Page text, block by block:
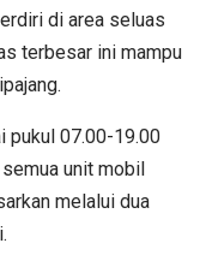
di area seluas
terbesar ini mampu
pukul 07.00-19.00
unit mobil
melalui dua